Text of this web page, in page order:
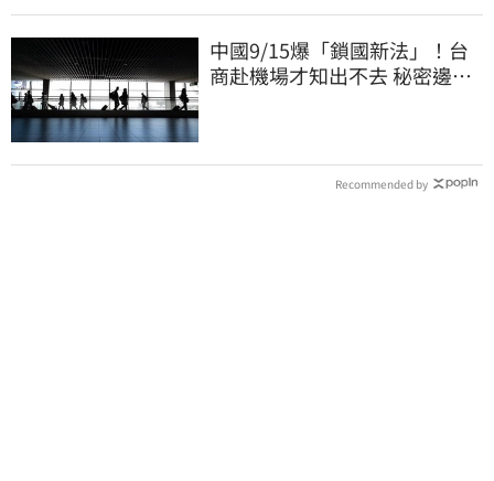
中國9/15爆「鎖國新法」！台
商赴機場才知出不去 秘密邊控
Recommended by